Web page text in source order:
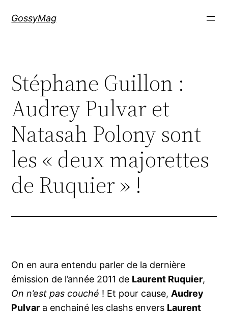
GossyMag
Stéphane Guillon :
Audrey Pulvar et
Natasah Polony sont
les « deux majorettes
de Ruquier » !
On en aura entendu parler de la dernière
émission de l’année 2011 de Laurent Ruquier,
On n’est pas couché ! Et pour cause,Audrey
Pulvar a enchainé les clashs envers Laurent